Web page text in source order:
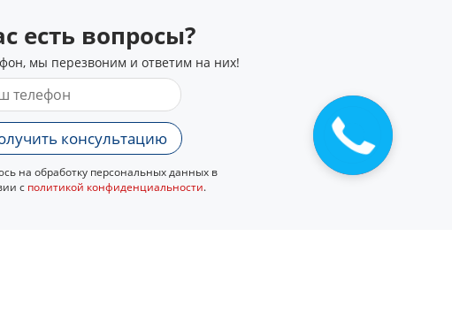
есть вопросы?
мы перезвоним и ответим на них!
консультацию
на обработку персональных данных в
с политикой конфиденциальности.